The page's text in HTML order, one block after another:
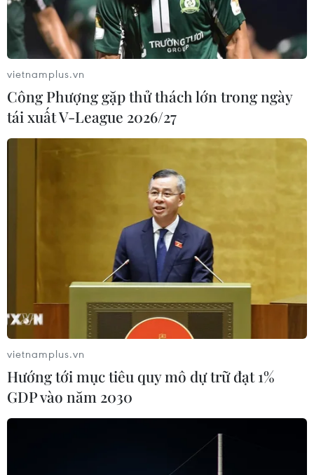
Canada muốn Mỹ dỡ bỏ thuế nhôm, thép
trong tiến trình phê chuẩn NAFTA
Ngày 3/4, Ngoại trưởng Canada Chrystia Freeland bày
tỏ mong muốn Mỹ sẽ dỡ bỏ các mức thuế đánh vào mặt
hàng nhôm, thép của Mexico và Canada trong tiến trình
phê chuẩn NAFTA phiên bản 2.0.
vietnamplus.vn
Công Phượng gặp thử thách lớn trong ngày
tái xuất V-League 2026/27
vietnamplus.vn
Hướng tới mục tiêu quy mô dự trữ đạt 1%
GDP vào năm 2030